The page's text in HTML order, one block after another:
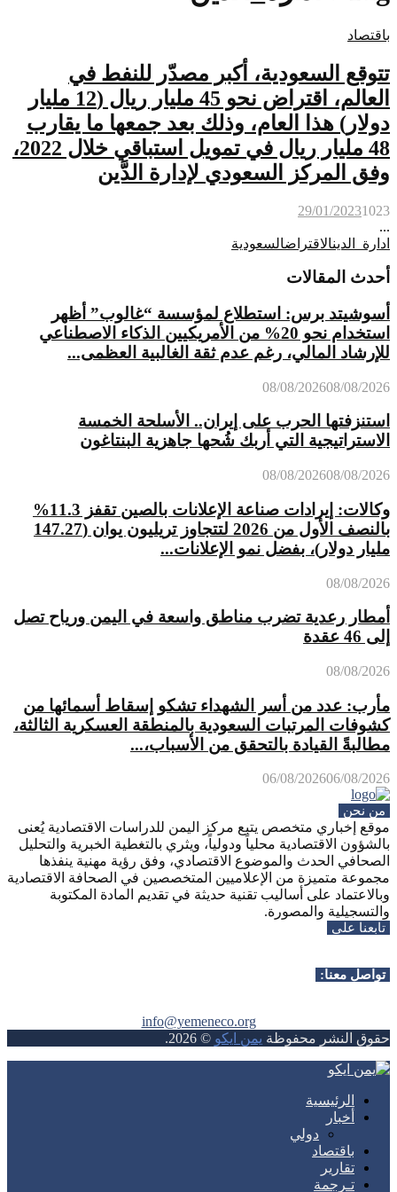
باقتصاد
تتوقع السعودية، أكبر مصدّر للنفط في
العالم، اقتراض نحو 45 مليار ريال (12 مليار
دولار) هذا العام، وذلك بعد جمعها ما يقارب
48 مليار ريال في تمويل استباقي خلال 2022،
وفق المركز السعودي لإدارة الدَّين
29/01/20231023
...
ادارة_الدينالاقتراضالسعودية
أحدث المقالات
أسوشيتد برس: استطلاع لمؤسسة “غالوب” أظهر
استخدام نحو 20% من الأمريكيين الذكاء الاصطناعي
للإرشاد المالي، رغم عدم ثقة الغالبية العظمى...
08/08/202608/08/2026
استنزفتها الحرب على إيران.. الأسلحة الخمسة
الاستراتيجية التي أربك شُحها جاهزية البنتاغون
08/08/202608/08/2026
وكالات: إيرادات صناعة الإعلانات بالصين تقفز 11.3%
بالنصف الأول من 2026 لتتجاوز تريليون يوان (147.27
مليار دولار)، بفضل نمو الإعلانات...
08/08/2026
أمطار رعدية تضرب مناطق واسعة في اليمن ورياح تصل
إلى 46 عقدة
08/08/2026
مأرب: عدد من أسر الشهداء تشكو إسقاط أسمائها من
كشوفات المرتبات السعودية بالمنطقة العسكرية الثالثة،
مطالبةً القيادة بالتحقق من الأسباب،...
06/08/202606/08/2026
من نحن
موقع إخباري متخصص يتبع مركز اليمن للدراسات الاقتصادية يُعنى
بالشؤون الاقتصادية محلياً ودولياً، ويثري بالتغطية الخبرية والتحليل
الصحافي الحدث والموضوع الاقتصادي، وفق رؤية مهنية ينفذها
مجموعة متميزة من الإعلاميين المتخصصين في الصحافة الاقتصادية
وبالاعتماد على أساليب تقنية حديثة في تقديم المادة المكتوبة
والتسجيلية والمصورة.
تابعنا على
تواصل معنا:
info@yemeneco.org
حقوق النشر محفوظة يمن ايكو©
2026
.
الرئيسية
أخبار
دولي
باقتصاد
تقارير
تـرجمة